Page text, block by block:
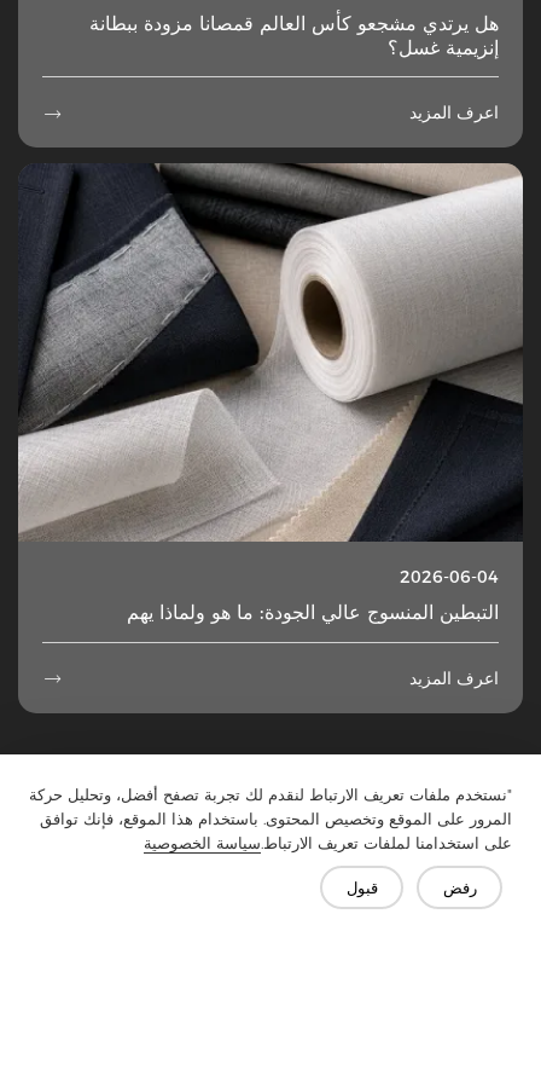
"نستخدم ملفات تعريف الارتباط لنقدم لك تجربة تصفح أفضل، وتحليل حركة
المرور على الموقع وتخصيص المحتوى. باستخدام هذا الموقع، فإنك توافق
على استخدامنا لملفات تعريف الارتباط.سياسة الخصوصية
رفض قبول
هل يرتدي مشجعو كأس العالم قمصانا مزودة ببطانة
إنزيمية غسل؟
اعرف المزيد 
2026-06-04
التبطين المنسوج عالي الجودة: ما هو ولماذا يهم
اعرف المزيد 
تواصل معنا